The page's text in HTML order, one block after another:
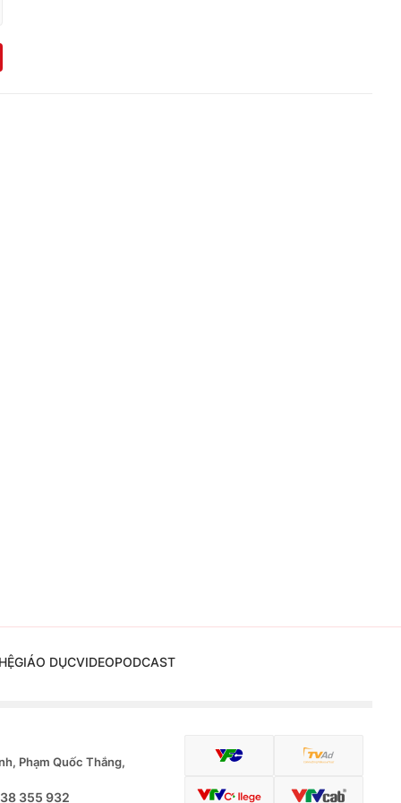
GIÁO DỤCVIDEOPODCAST
Phạm Quốc Thắng,
355 932